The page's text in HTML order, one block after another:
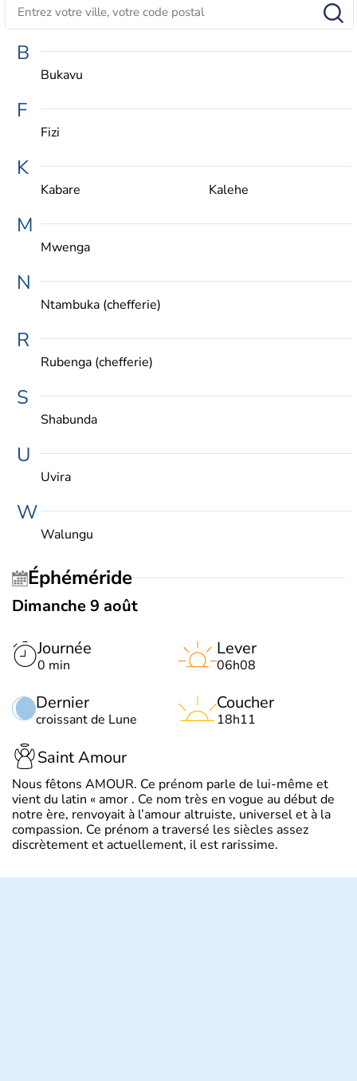
B
Bukavu
F
Fizi
K
Kabare Kalehe
M
Mwenga
N
Ntambuka (chefferie)
R
Rubenga (chefferie)
S
Shabunda
U
Uvira
W
Walungu
Éphéméride
Dimanche 9 août
Journée
0 min
Dernier
croissant de Lune
Lever
06h08
Coucher
18h11
Saint Amour
Nous fêtons AMOUR. Ce prénom parle de lui-même et
vient du latin « amor . Ce nom très en vogue au début de
notre ère, renvoyait à l’amour altruiste, universel et à la
compassion. Ce prénom a traversé les siècles assez
discrètement et actuellement, il est rarissime.